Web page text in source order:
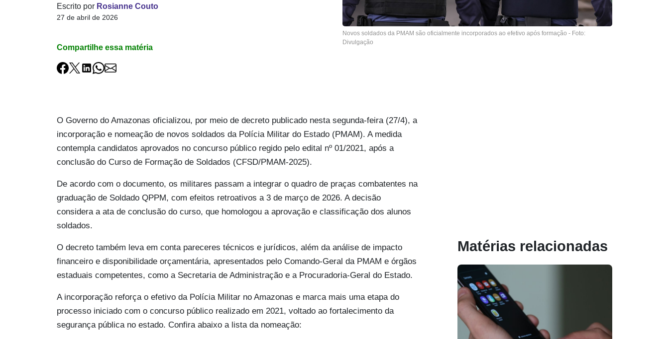
Escrito por Rosianne Couto
27 de abril de 2026
Compartilhe essa matéria
Novos soldados da PMAM são oficialmente incorporados ao efetivo após formação - Foto:
Divulgação
O Governo do Amazonas oficializou, por meio de decreto publicado nesta segunda-feira (27/4), a
incorporação e nomeação de novos soldados da Polícia Militar do Estado (PMAM). A medida
contempla candidatos aprovados no concurso público regido pelo edital nº 01/2021, após a
conclusão do Curso de Formação de Soldados (CFSD/PMAM-2025).
De acordo com o documento, os militares passam a integrar o quadro de praças combatentes na
graduação de Soldado QPPM, com efeitos retroativos a 3 de março de 2026. A decisão
considera a ata de conclusão do curso, que homologou a aprovação e classificação dos alunos
soldados.
O decreto também leva em conta pareceres técnicos e jurídicos, além da análise de impacto
financeiro e disponibilidade orçamentária, apresentados pelo Comando-Geral da PMAM e órgãos
estaduais competentes, como a Secretaria de Administração e a Procuradoria-Geral do Estado.
A incorporação reforça o efetivo da Polícia Militar no Amazonas e marca mais uma etapa do
processo iniciado com o concurso público realizado em 2021, voltado ao fortalecimento da
segurança pública no estado. Confira abaixo a lista da nomeação:
Matérias relacionadas